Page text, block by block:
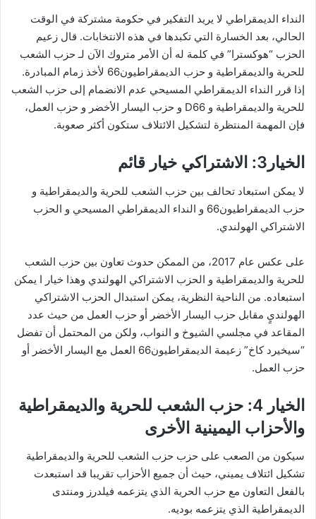
النداء الديمقراطي لا يريد التفكير في حكومة مشتركة في الوقت
الحالي، بعد الخسارة التي تكبدها في هذه الانتخابات. قال زعيم
الحزب “هوكسترا” في كلمة له أن الأمر متروك الآن لـ حزب الشعب
للحرية والديمقراطية و حزب الديمقراطيون66 لأخذ زمام المبادرة.
إذا قرر النداء الديمقراطي المسيحي عدم الانضمام إلى حزب الشعب
للحرية والديمقراطية و D66 و حزب اليسار الأخضر و حزب العمل،
فإن المهمة المنتظرة لتشكيل الائتلاف ستكون أكثر صعوبة.
الخيار3: الاشتراكي خيار قائم
لا يمكن استبعاد تحالف بين حزب الشعب للحرية والديمقراطية و
حزب الديمقراطيون66 و النداء الديمقراطي المسيحي و الحزب
الاشتراكي الهولندي.
على عكس عام 2017، من الممكن حدوث تعاون بين حزب الشعب
للحرية والديمقراطية و الحزب الاشتراكي الهولندي وهذا خيار ا يمكن
استبعاده. من الناحية النظرية، يمكن استبدال الحزب الاشتراكي
الهولنديٍ مقابل حزب اليسار الأخضر أو حزب العمل من حيث عدد
المقاعد في مجلسي الشيوخ و النواب، ولكن من المحتمل أن تفضل
“سيخيرد كاخ” زعيمة الديمقراطيون66 العمل مع اليسار الأخضر أو
حزب العمل.
الخيار 4: حزب الشعب للحرية والديمقراطية
والأحزاب اليمينية الأخرى
سيكون من الصعب على حزب حزب الشعب للحرية والديمقراطية
تشكيل ائتلاف يميني، حيث أن جميع الأحزاب تقريبا قد استبعدت
بالفعل التعاون مع حزب الحرية الذي يتزعمه فيلدرز ومنتدى
الديمقراطية الذي يتزعمه بوديه.